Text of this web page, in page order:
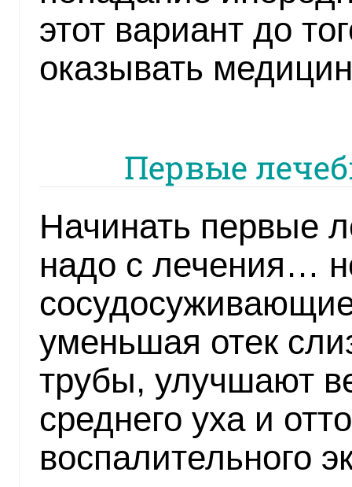
этот вариант до
оказывать
Первые
Начинать первые
надо с лечения…
уменьшая отек
трубы, улучшают
среднего уха и
воспалительного